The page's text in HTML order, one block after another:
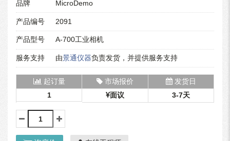
品牌 MicroDemo
产品编号 2091
产品型号 A-700工业相机
服务支持 由景通仪器负责发货，并提供服务支持
起订量 市场报价
发货日
1
面议 3-7天